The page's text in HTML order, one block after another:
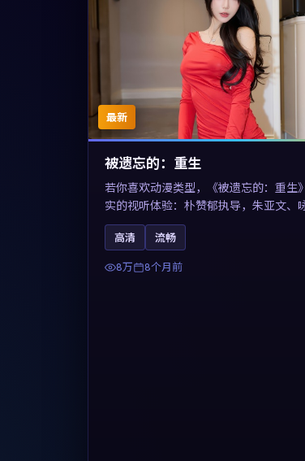
最新
被遗忘的：重生
若你喜欢动漫类型，《被遗忘的：重生
实的视听体验：朴赞郁执导，朱亚文、
枫共同演绎。影片2025年于法国上映，
外壳包裹对现实规则的温和反讽，关键
流畅、人物关系与情节反转，适合检索
漫」「法国电影」的用户。
高清 流畅
8万 8个月前